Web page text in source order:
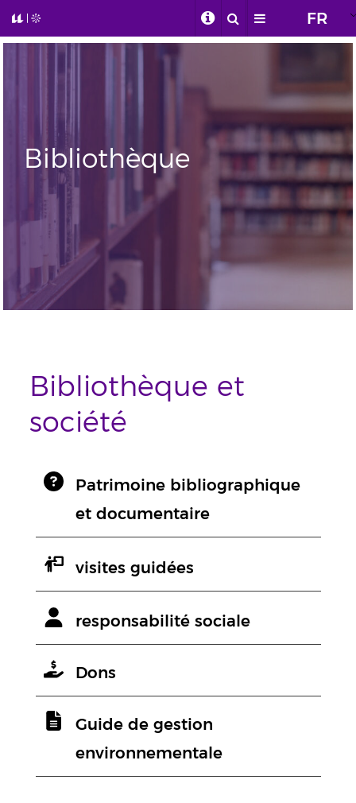
FR
Bibliothèque
Bibliothèque et
société
Patrimoine bibliographique
et documentaire
visites guidées
responsabilité sociale
Dons
Guide de gestion
environnementale